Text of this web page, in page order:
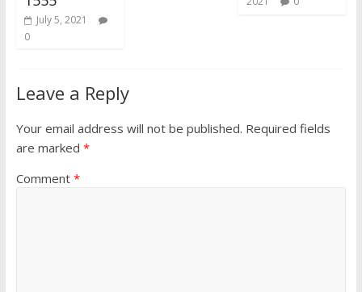
July 5, 2021
0
Leave a Reply
Your email address will not be published. Required fields
are marked *
Comment *